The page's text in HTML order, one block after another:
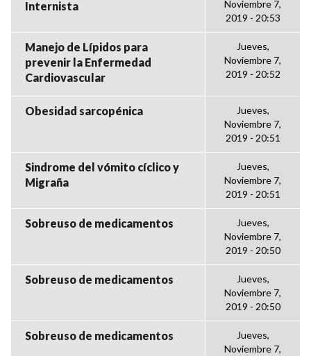
Internista
Noviembre 7,
2019 - 20:53
Manejo de Lípidos para
prevenir la Enfermedad
Cardiovascular
Jueves,
Noviembre 7,
2019 - 20:52
Obesidad sarcopénica
Jueves,
Noviembre 7,
2019 - 20:51
Sindrome del vómito cíclico y
Migraña
Jueves,
Noviembre 7,
2019 - 20:51
Sobreuso de medicamentos
Jueves,
Noviembre 7,
2019 - 20:50
Sobreuso de medicamentos
Jueves,
Noviembre 7,
2019 - 20:50
Sobreuso de medicamentos
Jueves,
Noviembre 7,